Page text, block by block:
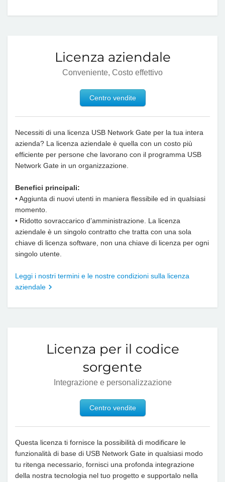
Licenza aziendale
Conveniente, Costo effettivo
Centro vendite
Necessiti di una licenza USB Network Gate per la tua intera
azienda? La licenza aziendale è quella con un costo più
efficiente per persone che lavorano con il programma USB
Network Gate in un organizzazione.
Benefici principali:
• Aggiunta di nuovi utenti in maniera flessibile ed in qualsiasi
momento.
• Ridotto sovraccarico d’amministrazione. La licenza
aziendale è un singolo contratto che tratta con una sola
chiave di licenza software, non una chiave di licenza per ogni
singolo utente.
Leggi i nostri termini e le nostre condizioni sulla licenza
aziendale
Licenza per il codice
sorgente
Integrazione e personalizzazione
Centro vendite
Questa licenza ti fornisce la possibilità di modificare le
funzionalità di base di USB Network Gate in qualsiasi modo
tu ritenga necessario, fornisci una profonda integrazione
della nostra tecnologia nel tuo progetto e supportalo nella